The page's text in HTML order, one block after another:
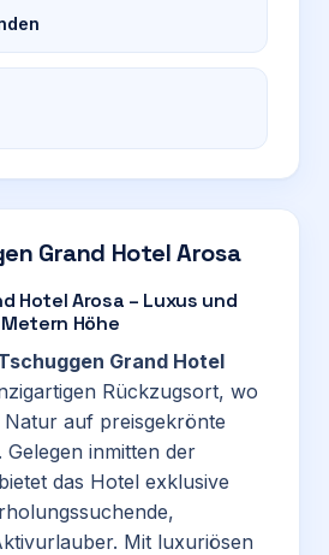
Grand Hotel Arosa
Hotel Arosa – Luxus und
Höhe
Grand Hotel
Rückzugsort, wo
auf preisgekrönte
inmitten der
das Hotel exklusive
Mit luxuriösen